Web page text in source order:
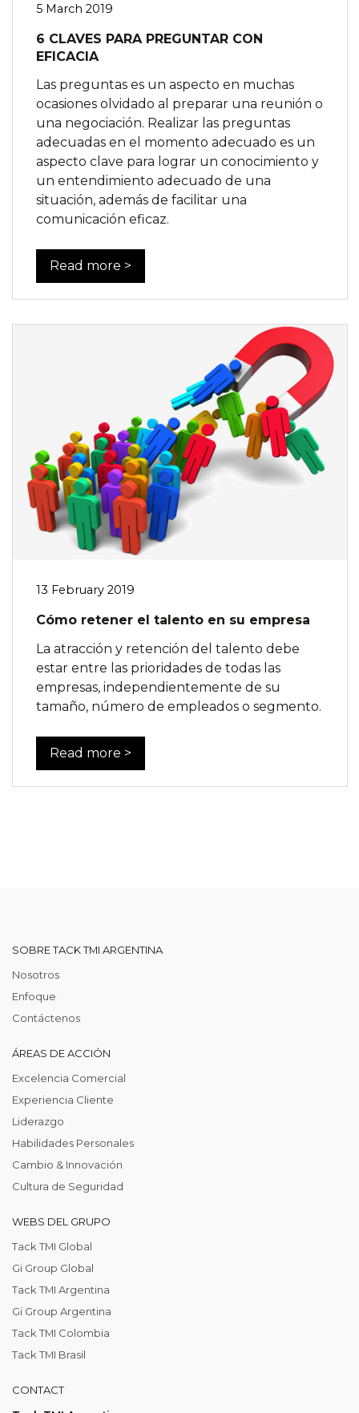
5 March 2019
6 CLAVES PARA PREGUNTAR CON
EFICACIA
Las preguntas es un aspecto en muchas
ocasiones olvidado al preparar una reunión o
una negociación. Realizar las preguntas
adecuadas en el momento adecuado es un
aspecto clave para lograr un conocimiento y
un entendimiento adecuado de una
situación, además de facilitar una
comunicación eficaz.
Read more >
13 February 2019
Cómo retener el talento en su empresa
La atracción y retención del talento debe
estar entre las prioridades de todas las
empresas, independientemente de su
tamaño, número de empleados o segmento.
Read more >
SOBRE TACK TMI ARGENTINA
Nosotros
Enfoque
Contáctenos
ÁREAS DE ACCIÓN
Excelencia Comercial
Experiencia Cliente
Liderazgo
Habilidades Personales
Cambio & Innovación
Cultura de Seguridad
WEBS DEL GRUPO
Tack TMI Global
Gi Group Global
Tack TMI Argentina
Gi Group Argentina
Tack TMI Colombia
Tack TMI Brasil
CONTACT